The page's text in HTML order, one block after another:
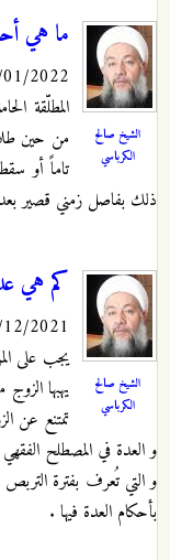
الشيخ صالح
الكرباسي
ما هي
2022 - 11:24
المطلّقة
من حين
تاماً أو
ذلك بفاصل زمني قصير
الشيخ صالح
الكرباسي
كم هي
2021 - 21:06
يجب على
يهبها
تمتنع عن
و العدة في المصطلح
و التي تُعرف بفترة التربص
بأحكام العدة فيها .